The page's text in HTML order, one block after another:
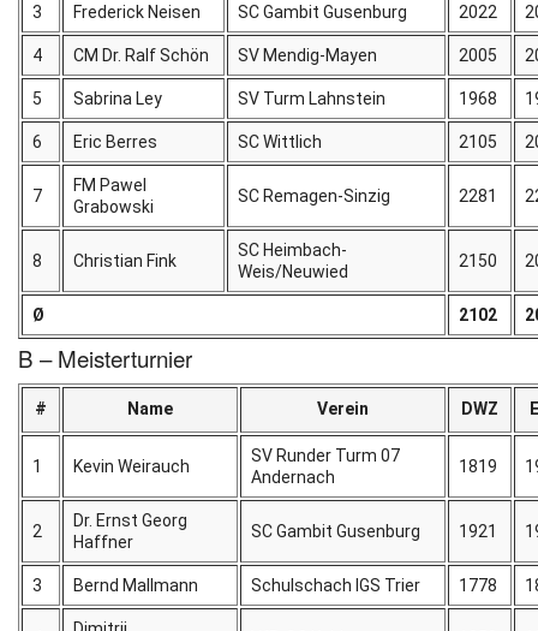
3 Frederick Neisen SC Gambit Gusenburg 2022
4 CM Dr. Ralf Schön SV Mendig-Mayen 2005
5 Sabrina Ley SV Turm Lahnstein 1968
6 Eric Berres SC Wittlich 2105
7
FM Pawel
Grabowski
SC Remagen-Sinzig 2281
8 Christian Fink
SC Heimbach-
Weis/Neuwied
2150
Ø 2102
B – Meisterturnier
# Name Verein DWZ
1 Kevin Weirauch
SV Runder Turm 07
Andernach
1819
2
Dr. Ernst Georg
Haffner
SC Gambit Gusenburg 1921
3 Bernd Mallmann Schulschach IGS Trier 1778